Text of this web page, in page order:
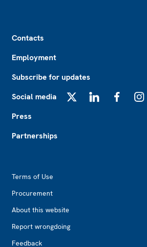
Contacts
Employment
Subscribe for updates
Social media
Press
Partnerships
Terms of Use
Procurement
About this website
Report wrongdoing
Feedback